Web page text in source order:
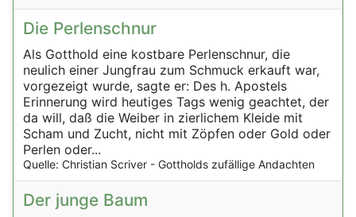
Die Perlenschnur
Als Gotthold eine kostbare Perlenschnur, die
neulich einer Jungfrau zum Schmuck erkauft war,
vorgezeigt wurde, sagte er: Des h. Apostels
Erinnerung wird heutiges Tags wenig geachtet, der
da will, daß die Weiber in zierlichem Kleide mit
Scham und Zucht, nicht mit Zöpfen oder Gold oder
Perlen oder...
Quelle: Christian Scriver - Gottholds zufällige Andachten
Der junge Baum